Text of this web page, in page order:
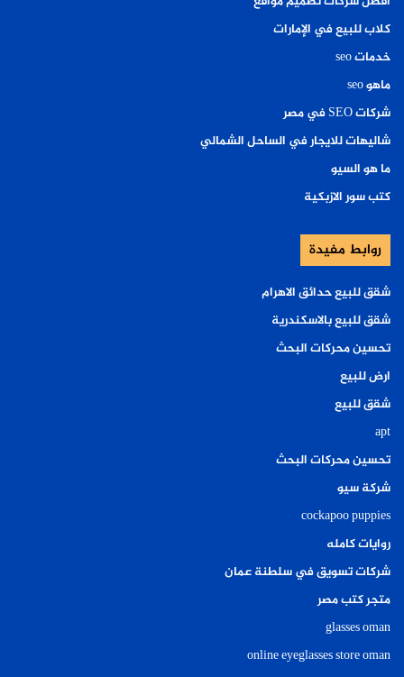
كلاب للبيع في الإمارات
خدمات seo
ماهو seo
شركات SEO في مصر
شاليهات للايجار في الساحل الشمالي
ما هو السيو
كتب سور الازبكية
روابط مفيدة
شقق للبيع حدائق الاهرام
شقق للبيع بالاسكندرية
تحسين محركات البحث
ارض للبيع
شقق للبيع
apt
تحسين محركات البحث
شركة سيو
cockapoo puppies
روايات كامله
شركات تسويق في سلطنة عمان
متجر كتب مصر
glasses oman
online eyeglasses store oman